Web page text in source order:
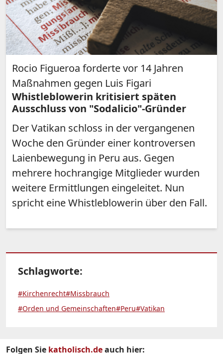
Rocio Figueroa forderte vor 14 Jahren
Maßnahmen gegen Luis Figari
Whistleblowerin kritisiert späten
Ausschluss von "Sodalicio"-Gründer
Der Vatikan schloss in der vergangenen
Woche den Gründer einer kontroversen
Laienbewegung in Peru aus. Gegen
mehrere hochrangige Mitglieder wurden
weitere Ermittlungen eingeleitet. Nun
spricht eine Whistleblowerin über den Fall.
Schlagworte:
#Kirchenrecht#Missbrauch
#Orden und Gemeinschaften#Peru#Vatikan
Folgen Sie katholisch.deauch hier: